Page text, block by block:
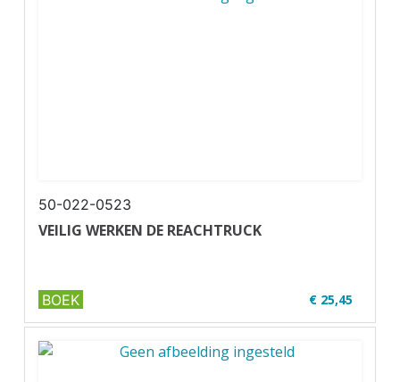
50-022-0523
VEILIG WERKEN DE REACHTRUCK
€ 25,45
✔ Zwart-wit
✔ Wire-o
BOEK